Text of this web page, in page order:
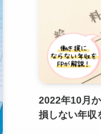
2022年10月
損しない年収